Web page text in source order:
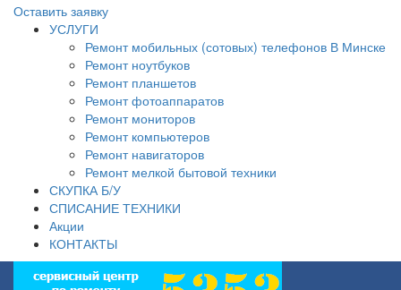
Оставить заявку
УСЛУГИ
Ремонт мобильных (сотовых) телефонов В Минске
Ремонт ноутбуков
Ремонт планшетов
Ремонт фотоаппаратов
Ремонт мониторов
Ремонт компьютеров
Ремонт навигаторов
Ремонт мелкой бытовой техники
СКУПКА Б/У
СПИСАНИЕ ТЕХНИКИ
Акции
КОНТАКТЫ